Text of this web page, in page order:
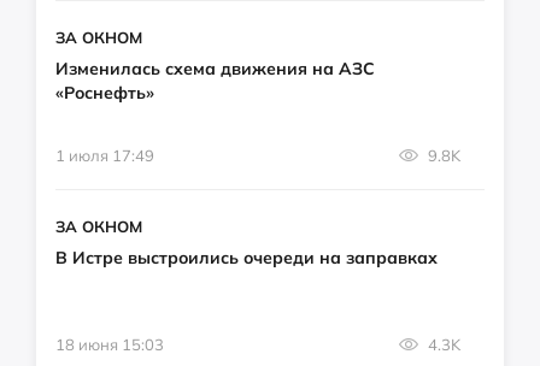
ЗА ОКНОМ
Изменилась схема движения на АЗС
«Роснефть»
1 июля 17:49 9.8K
ЗА ОКНОМ
В Истре выстроились очереди на заправках
18 июня 15:03 4.3K